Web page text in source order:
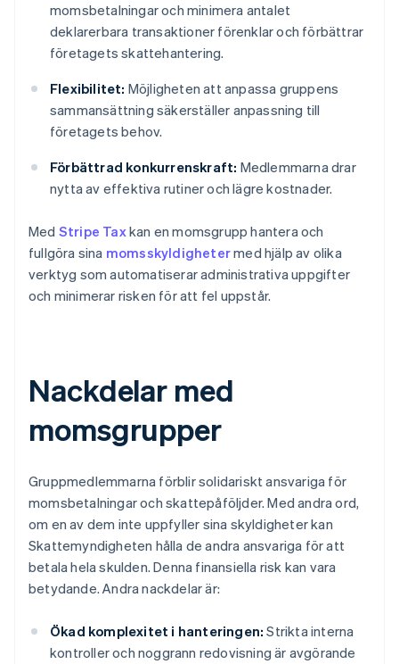
momsbetalningar och minimera antalet
deklarerbara transaktioner förenklar och förbättrar
företagets skattehantering.
Flexibilitet: Möjligheten att anpassa gruppens
sammansättning säkerställer anpassning till
företagets behov.
Förbättrad konkurrenskraft: Medlemmarna drar
nytta av effektiva rutiner och lägre kostnader.
Med Stripe Taxkan en momsgrupp hantera och
fullgöra sina momsskyldighetermed hjälp av olika
verktyg som automatiserar administrativa uppgifter
och minimerar risken för att fel uppstår.
Nackdelar med
momsgrupper
Gruppmedlemmarna förblir solidariskt ansvariga för
momsbetalningar och skattepåföljder. Med andra ord,
om en av dem inte uppfyller sina skyldigheter kan
Skattemyndigheten hålla de andra ansvariga för att
betala hela skulden. Denna finansiella risk kan vara
betydande. Andra nackdelar är:
Ökad komplexitet i hanteringen: Strikta interna
kontroller och noggrann redovisning är avgörande